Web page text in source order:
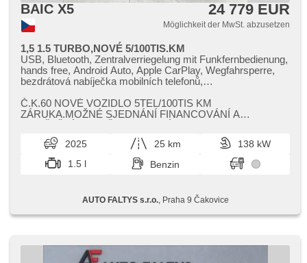
BAIC X5 24 779 EUR
Möglichkeit der MwSt. abzusetzen
1,5 1.5 TURBO,NOVÉ 5/100TIS.KM
USB, Bluetooth, Zentralverriegelung mit Funkfernbedienung,
hands free, Android Auto, Apple CarPlay, Wegfahrsperre,
bezdrátová nabíječka mobilních telefonů,
Klappspiegel, El. Deckel des Kofferraums, beheizte Spiegel,
Getönte Scheiben, El. Dachfenster, Panoramadach,
skla, Heckscheibenwischer, Klimaautomatik, Teilbare
Rücksitzbank, Vorderlichter LED, beheizte Sitze, El.
einstellbare Sitze, LED denní svícení, höheneinstellbare
Sitze, Positionssitze, Ledersitze, Lenkrad einstellbar,
Bordcomputer, Parkassistent, automatikparken, Blind Spot
Anzeige, Uhr Spur, zadní loketní opěrka,
Antriebsschlupfregelung (ASR), Elektronisches
Stabilitätsprogramm (ESP), Reifendrucksensor,
Č.K.60 NOVÉ VOZIDLO 5TEL/100TIS KM
ZÁRUKA.MOŽNÉ SJEDNÁNÍ FINANCOVÁNÍ A
2025 25 km
138 kW
1.5 l
Benzin
AUTO FALTYS s.r.o., Praha 9 Čakovice